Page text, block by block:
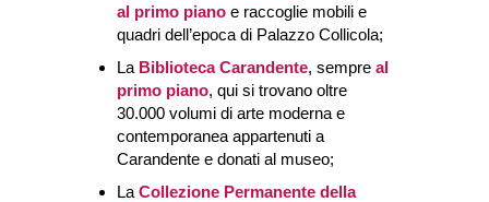
al primo pianoe raccoglie mobili e
quadri dell’epoca di Palazzo Collicola;
La Biblioteca Carandente, sempre al
primo piano, qui si trovano oltre
30.000 volumi di arte moderna e
contemporanea appartenuti a
Carandente e donati al museo;
La Collezione Permanente della